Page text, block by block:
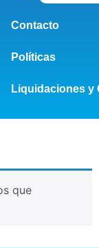
Contacto
Políticas
Liquidaciones y
que